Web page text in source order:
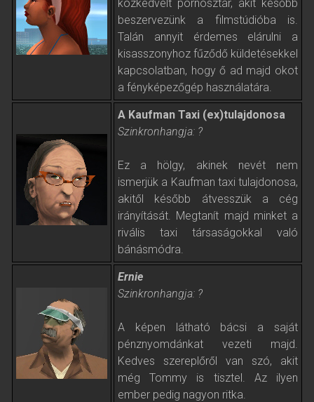
közkedvelt pornósztár, akit később
beszervezünk a filmstúdióba is.
Talán annyit érdemes elárulni a
kisasszonyhoz fűződő küldetésekkel
kapcsolatban, hogy ő ad majd okot
a fényképezőgép használatára.
A Kaufman Taxi (ex)tulajdonosa
Szinkronhangja: ?
Ez a hölgy, akinek nevét nem
ismerjük a Kaufman taxi tulajdonosa,
akitől később átvesszük a cég
irányítását. Megtanít majd minket a
rivális taxi társaságokkal való
bánásmódra.
Ernie
Szinkronhangja: ?
A képen látható bácsi a saját
pénznyomdánkat vezeti majd.
Kedves szereplőről van szó, akit
még Tommy is tisztel. Az ilyen
ember pedig nagyon ritka.